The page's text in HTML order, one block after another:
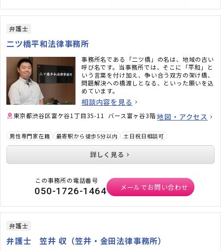
弁護士
二ツ橋平和法律事務所
事務所名である「二ツ橋」の名は、地域の古い
呼び名です。当事務所では、そこに「平和」と
いう言葉を付け加え、争い合う双方の架け橋、
問題解決への橋渡しとなる、といった願いを込
めています。
相談内容を見る
東京都渋谷区富ケ谷1丁目35-11 バース富ヶ谷3階地図・アクセス
男性専門家在籍 最寄駅から徒歩5分以内 土日祝日相談可
詳しく見る
この事務所の電話番号
050-1726-1464 メールでお問い合わせ
弁護士
弁護士 笠井 収（笠井・金田法律事務所）